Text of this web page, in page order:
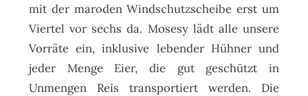
mit der maroden Windschutzscheibe erst um
Viertel vor sechs da. Mosesy lädt alle unsere
Vorräte ein, inklusive lebender Hühner und
jeder Menge Eier, die gut geschützt in
Unmengen Reis transportiert werden. Die